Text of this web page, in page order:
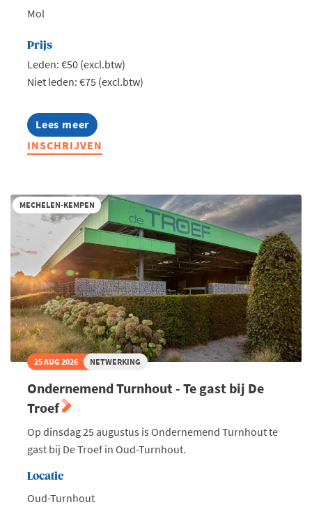
Mol
Prijs
Leden: €50 (excl.btw)
Niet leden: €75 (excl.btw)
Lees meer
about
Jong
Voka
on
water
INSCHRIJVEN
MECHELEN-KEMPEN
25 AUG 2026 NETWERKING
Ondernemend Turnhout - Te gast bij De
Troef
Op dinsdag 25 augustus is Ondernemend Turnhout te
gast bij De Troef in Oud-Turnhout.
Locatie
Oud-Turnhout